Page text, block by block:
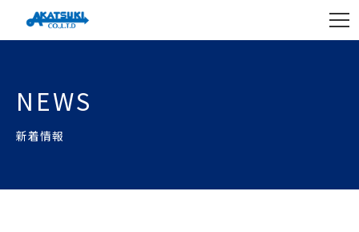
NEWS
新着情報